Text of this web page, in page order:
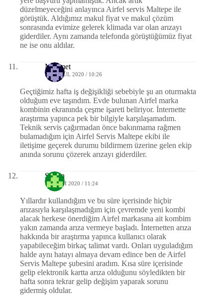
düzelmeyeceğini anlayınca Airfel servis Maltepe ile
görüştük. Aldığımız makul fiyat ve makul çözüm
sonrasında evimize gelerek klimada var olan arızayı
giderdiler. Aynı zamanda telefonda görüştüğümüz fiyat
ne ise onu aldılar.
Mehmet
26 EYLÜL 2020 / 10:26
Geçtiğimiz hafta iş değişikliği sebebiyle şu an oturmakta
olduğum eve taşındım. Evde bulunan Airfel marka
kombinin ekranında çeşme işareti beliriyor. İnternette
araştırma yapınca pek bir bilgiyle karşılaşamadım.
Teknik servis çağırmadan önce bakınmama rağmen
bulamadığım için Airfel Servis Maltepe ekibi ile
iletişime geçerek durumu bildirmem üzerine gelen ekip
anında sorunu çözerek arızayı giderdiler.
Sultan
15 EKIM 2020 / 11:24
Yıllardır kullandığım ve bu süre içerisinde hiçbir
arızasıyla karşılaşmadığım için çevremde yeni kombi
alacak herkese önerdiğim Airfel markasına ait kombim
yakın zamanda arıza vermeye başladı. İnternetten arıza
hakkında bir araştırma yapınca kullanıcı olarak
yapabileceğim birkaç talimat vardı. Onları uyguladığım
halde aynı hatayı almaya devam edince ben de Airfel
Servis Maltepe şubesini aradım. Kısa süre içerisinde
gelip elektronik kartta arıza olduğunu söyledikten bir
hafta sonra tekrar gelip değişim yaparak sorunu
gidermiş oldular.